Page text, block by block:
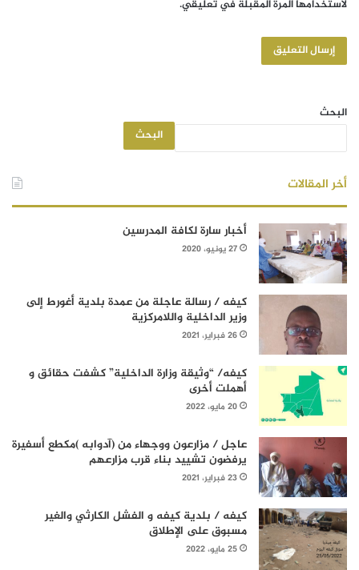
لاستخدامها المرة المقبلة في تعليقي.
البحث
البحث
أخر المقالات
أخبار سارة لكافة المدرسين
27 يونيو، 2020
كيفه / رسالة عاجلة من عمدة بلدية أغورط إلى
وزير الداخلية واللامركزية
26 فبراير، 2021
كيفه/ “وثيقة وزارة الداخلية” كشفت حقائق و
أهملت أخرى
20 مايو، 2022
عاجل / مزارعون ووجهاء من (آدوابه )مكطع أسفيرة
يرفضون تشييد بناء قرب مزارعهم
23 فبراير، 2021
كيفه / بلدية كيفه و الفشل الكارثي والغير
مسبوق على الإطلاق
25 مايو، 2022